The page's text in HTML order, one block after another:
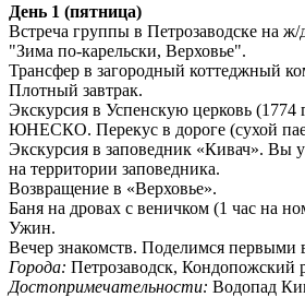
День 1 (пятница)
Встреча группы в Петрозаводске на
"Зима по-карельски, Верховье".
Трансфер в загородный коттеджный
Плотный завтрак.
Экскурсия в Успенскую церковь
ЮНЕСКО. Перекус в дороге (сухой
Экскурсия в заповедник «Кивач». Вы
на территории заповедника.
Возвращение в «Верховье».
Баня на дровах с веничком (1 час на
Ужин.
Вечер знакомств. Поделимся первыми
Города: Петрозаводск, Кондопожский
Достопримечательности: Водопад